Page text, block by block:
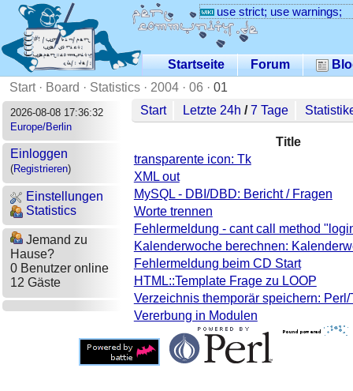
use strict; use warnings;
Startseite Forum
Start· Board · Statistics · 2004 · 06 · 01
2026-08-08 17:36:32
Europe/Berlin
Einloggen
(Registrieren)
Einstellungen
Statistics
Jemand zu
Hause?
0 Benutzer online
12 Gäste
Start Letzte 24h /7 Tage
Title
transparente icon: Tk
XML out
MySQL - DBI/DBD: Bericht / Fragen
Worte trennen
Fehlermeldung - cant call method
Kalenderwoche berechnen:
Fehlermeldung beim CD Start
HTML::Template Frage zu LOOP
Verzeichnis themporär speichern: Perl/
Vererbung in Modulen